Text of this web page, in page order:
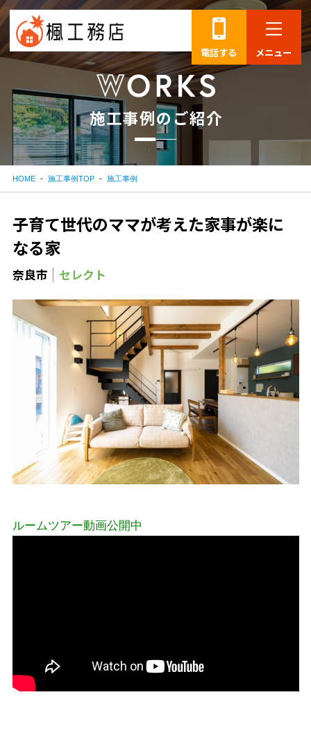
電話する メニュー
施工事例の ご紹介
HOME 施工事例TOP 施工事例
子育て世代のママが考えた家事が楽に
なる家
奈良市 セレクト
ルームツアー動画公開中